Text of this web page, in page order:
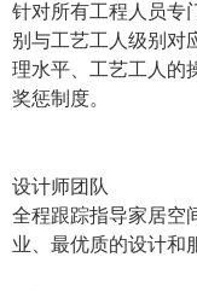
针对所有工程人员专
别与工艺工人级别对
理水平、工艺工人的
奖惩制度。
设计师团队
全程跟踪指导家居空
业、最优质的设计和